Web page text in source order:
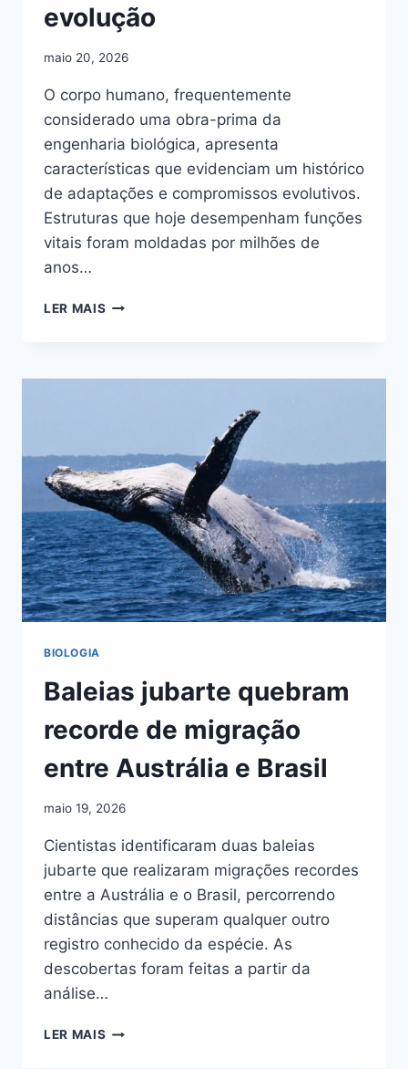
evolução
maio 20, 2026
O corpo humano, frequentemente
considerado uma obra-prima da
engenharia biológica, apresenta
características que evidenciam um histórico
de adaptações e compromissos evolutivos.
Estruturas que hoje desempenham funções
vitais foram moldadas por milhões de
anos…
LER MAIS CORPO
DA
BIOLOGIA
Baleias jubarte quebram
recorde de migração
entre Austrália e Brasil
maio 19, 2026
Cientistas identificaram duas baleias
jubarte que realizaram migrações recordes
entre a Austrália e o Brasil, percorrendo
distâncias que superam qualquer outro
registro conhecido da espécie. As
descobertas foram feitas a partir da
análise…
LER MAIS BALEIAS